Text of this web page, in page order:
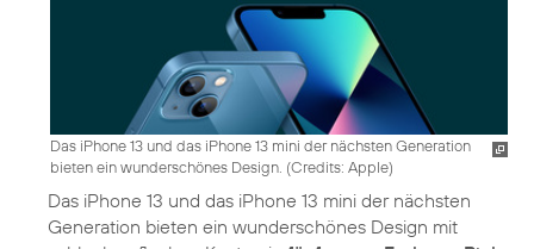
Das iPhone 13 und das iPhone 13 mini der nächsten Generation
bieten ein wunderschönes Design. (Credits: Apple)
Das iPhone 13 und das iPhone 13 mini der nächsten
Generation bieten ein wunderschönes Design mit